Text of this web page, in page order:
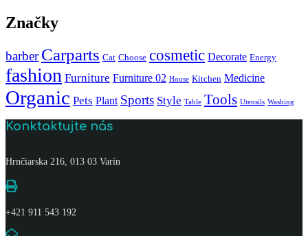
Značky
barber Carparts Cat Choose cosmetic Decorate Energy
fashion Furniture Furniture 02 House Kitchen Medicine
Organic Pets Plant Sports Style Table Tools Utensils Washing
Konktaktujte nás
Hrnčiarska 216, 013 03 Varín
+421 911 543 192